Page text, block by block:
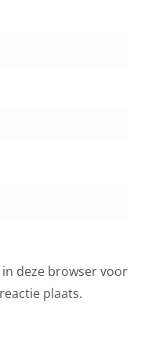
deze browser voor
plaats.